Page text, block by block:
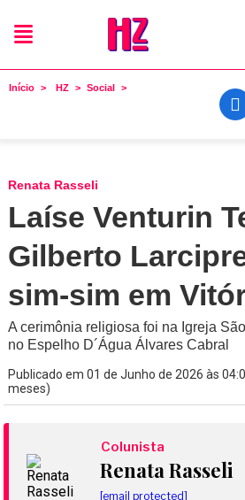
Início HZ Social
Renata Rasseli
Laíse Venturin
Gilberto
sim-sim em
A cerimônia religiosa foi na Igreja
no Espelho D´Água Álvares Cabral
Publicado em 01 de Junho de 2026 às
meses)
Colunista
Renata Rasseli
[email protected]